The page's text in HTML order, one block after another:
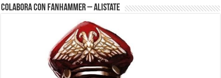
Colabora con FanHammer – Alistate